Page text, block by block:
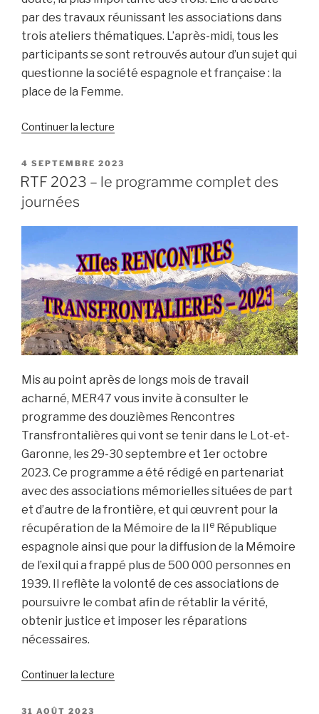
par des travaux réunissant les associations dans
trois ateliers thématiques. L’après-midi, tous les
participants se sont retrouvés autour d’un sujet qui
questionne la société espagnole et française : la
place de la Femme.
Continuer la lecture
2023
en
samedi
septembre »
PUBLIÉ
LE
4 SEPTEMBRE 2023
RTF 2023 – le programme complet des
journées
Mis au point après de longs mois de travail
acharné, MER47 vous invite à consulter le
programme des douzièmes Rencontres
Transfrontalières qui vont se tenir dans le Lot-et-
Garonne, les 29-30 septembre et 1er octobre
2023. Ce programme a été rédigé en partenariat
avec des associations mémorielles situées de part
et d’autre de la frontière, et qui œuvrent pour la
récupération de la Mémoire de la II e République
espagnole ainsi que pour la diffusion de la Mémoire
de l’exil qui a frappé plus de 500 000 personnes en
1939. Il reflète la volonté de ces associations de
poursuivre le combat afin de rétablir la vérité,
obtenir justice et imposer les réparations
nécessaires.
Continuer la lecture
PUBLIÉ
31 AOÛT 2023